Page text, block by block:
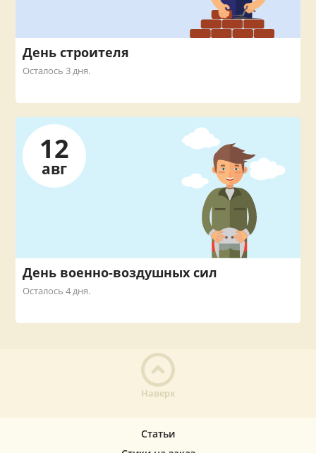
День строителя
Осталось 3 дня.
12
авг
День военно-воздушных сил
Осталось 4 дня.
Наверх
Статьи